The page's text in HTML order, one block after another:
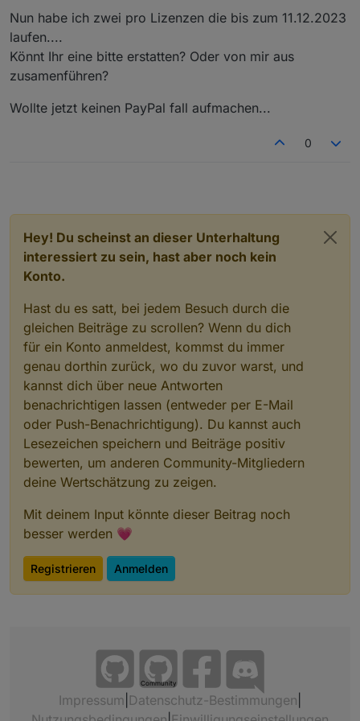
andere-probleme-mit-dem-iot-adapter-bzw-der-
weiteren Diskussions-Thread eröffnet für Probleme
–> https://forum.iobroker.net/topic/27474/iot-fragen-
Nun habe ich zwei pro Lizenzen die bis zum 11.12.2023
laufen....
Könnt Ihr eine bitte erstatten? Oder von mir aus
zusamenführen?
Wollte jetzt keinen PayPal fall aufmachen...
0
Hey! Du scheinst an dieser Unterhaltung
interessiert zu sein, hast aber noch kein
Konto.
Hast du es satt, bei jedem Besuch durch die
gleichen Beiträge zu scrollen? Wenn du dich
für ein Konto anmeldest, kommst du immer
genau dorthin zurück, wo du zuvor warst, und
kannst dich über neue Antworten
benachrichtigen lassen (entweder per E-Mail
oder Push-Benachrichtigung). Du kannst auch
Lesezeichen speichern und Beiträge positiv
bewerten, um anderen Community-Mitgliedern
deine Wertschätzung zu zeigen.
Mit deinem Input könnte dieser Beitrag noch
besser werden 💗
Registrieren Anmelden
Community
Impressum Datenschutz-Bestimmungen